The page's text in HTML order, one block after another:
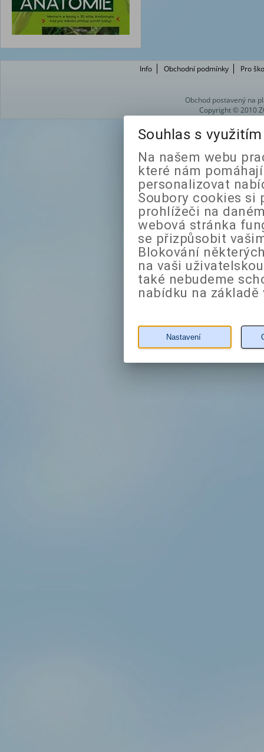
Info Obchodní podmínky Pro
Obchod postavený na
Copyright © 2010
Souhlas s
Na našem webu
které nám
personalizovat
Soubory cookies si
prohlížeči na
webová stránka
se přizpůsobit
Blokování
na vaši
také nebudeme
nabídku na
Nastavení